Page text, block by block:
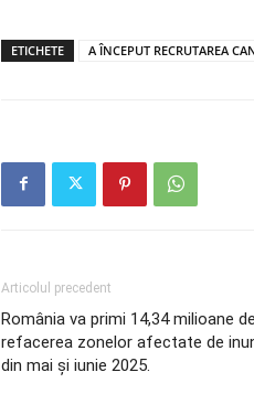
ETICHETE A ÎNCEPUT RECRUTAREA
Articolul precedent
România va primi 14,34 milioane
refacerea zonelor afectate de
din mai și iunie 2025.